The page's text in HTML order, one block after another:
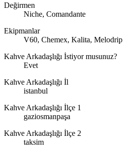
Değirmen
Niche, Comandante
Ekipmanlar
V60, Chemex, Kalita, Melodrip
Kahve Arkadaşlığı İstiyor musunuz?
Evet
Kahve Arkadaşlığı İl
istanbul
Kahve Arkadaşlığı İlçe 1
gaziosmanpaşa
Kahve Arkadaşlığı İlçe 2
taksim